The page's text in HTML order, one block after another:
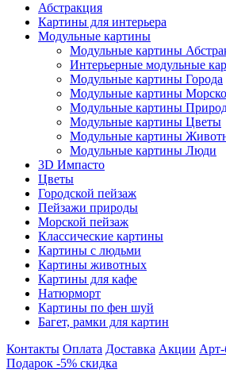
Абстракция
Картины для интерьера
Модульные картины
Модульные картины
Интерьерные модульные
Модульные картины Города
Модульные картины
Модульные картины
Модульные картины Цветы
Модульные картины
Модульные картины Люди
3D Импасто
Цветы
Городской пейзаж
Пейзажи природы
Морской пейзаж
Классические картины
Картины с людьми
Картины животных
Картины для кафе
Натюрморт
Картины по фен шуй
Багет, рамки для картин
Контакты Оплата Доставка Акции Арт-
Подарок -5% скидка